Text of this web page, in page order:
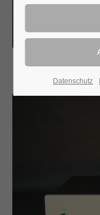
Datenschutz